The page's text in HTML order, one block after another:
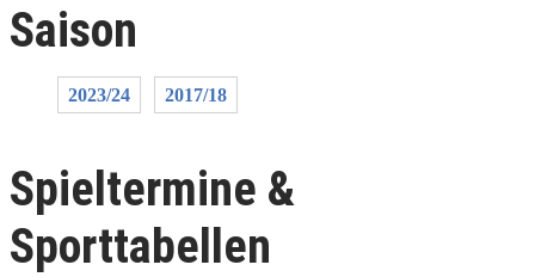
Saison
2023/24 2017/18
Spieltermine &
Sporttabellen